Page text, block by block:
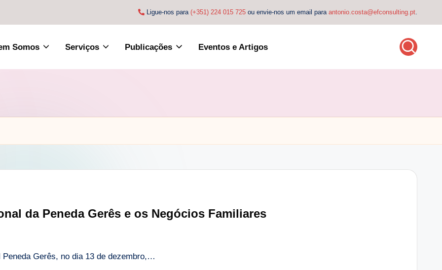
Ligue-nos para (+351) 224 015 725 ou envie-nos um email para antonio.costa@efconsulting.pt.
Somos Serviços Publicações Eventos e Artigos
da Peneda Gerês e os Negócios Familiares
Gerês, no dia 13 de dezembro,…